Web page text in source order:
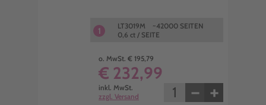
1
LT3019M ~42000 SEITEN
0,6 ct / SEITE
o. MwSt. € 195,79
€ 232,99
inkl. MwSt.
zzgl. Versand
− +